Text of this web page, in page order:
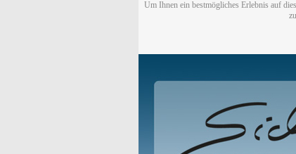
Um Ihnen ein bestmögliches Erlebnis auf